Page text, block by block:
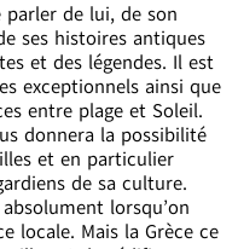
parler de lui, de son
ses histoires antiques
et des légendes. Il est
exceptionnels ainsi que
entre plage et Soleil.
donnera la possibilité
et en particulier
de sa culture.
lorsqu’on
locale. Mais la Grèce ce